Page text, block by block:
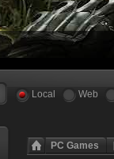
Local Web
PC Games